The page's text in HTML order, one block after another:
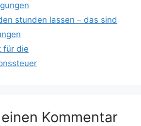
stunden lassen – das sind
für die
Kommentar